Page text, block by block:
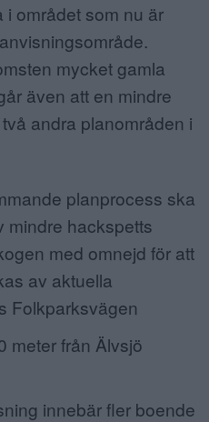
i området som nu är
mycket gamla
även att en mindre
andra planområden i
planprocess ska
mindre hackspetts
med omnejd för att
av aktuella
Folkparksvägen
meter från Älvsjö
innebär fler boende